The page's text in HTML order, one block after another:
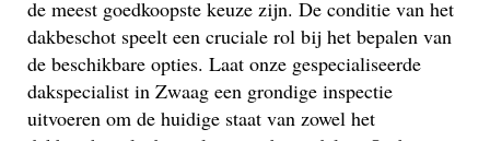
de meest goedkoopste keuze zijn. De conditie van het
dakbeschot speelt een cruciale rol bij het bepalen van
de beschikbare opties. Laat onze gespecialiseerde
dakspecialist in Zwaag een grondige inspectie
uitvoeren om de huidige staat van zowel het